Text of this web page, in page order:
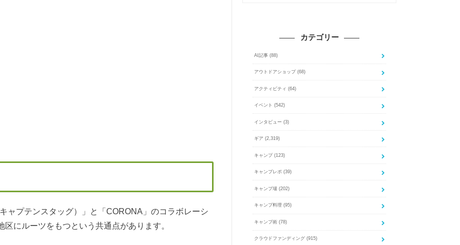
ャプテンスタッグ）」と「CORONA」のコラボレーシ
にルーツをもつという共通点があります。
カテゴリー
AI記事 (88)
アウトドアショップ (68)
アクティビティ (64)
イベント (542)
インタビュー (3)
ギア (2,319)
キャンプ (123)
キャンプレポ (39)
キャンプ場 (202)
キャンプ料理 (95)
キャンプ術 (78)
クラウドファンディング (915)